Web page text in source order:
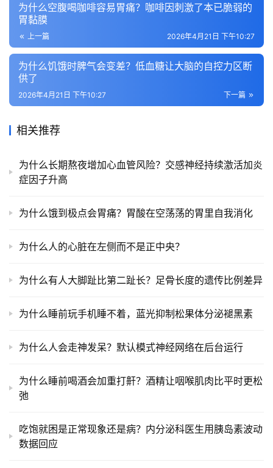
为什么空腹喝咖啡容易胃痛？咖啡因刺激了本已脆弱的
胃黏膜
上一篇 2026年4月21日 下午10:27
为什么饥饿时脾气会变差？低血糖让大脑的自控力区断
供了
下一篇
2026年4月21日 下午10:27
相关推荐
为什么长期熬夜增加心血管风险？交感神经持续激活加炎
症因子升高
为什么饿到极点会胃痛？胃酸在空荡荡的胃里自我消化
为什么人的心脏在左侧而不是正中央？
为什么有人大脚趾比第二趾长？足骨长度的遗传比例差异
为什么睡前玩手机睡不着，蓝光抑制松果体分泌褪黑素
为什么人会走神发呆？默认模式神经网络在后台运行
为什么睡前喝酒会加重打鼾？酒精让咽喉肌肉比平时更松
弛
吃饱就困是正常现象还是病？内分泌科医生用胰岛素波动
数据回应